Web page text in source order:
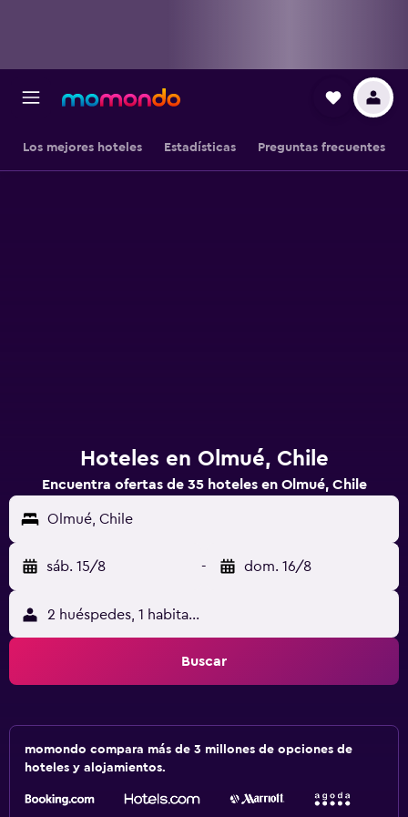
Los mejores hoteles Estadísticas Preguntas frecuentes
Hoteles en Olmué, Chile
Encuentra ofertas de 35 hoteles en Olmué, Chile
Olmué, Chile
sáb. 15/8 - dom. 16/8
2 huéspedes, 1 habitación
Buscar
momondo compara más de 3 millones de opciones de
hoteles y alojamientos.